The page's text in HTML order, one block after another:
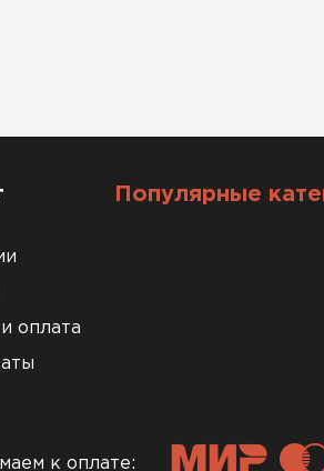
оплата
Популярные
к оплате: